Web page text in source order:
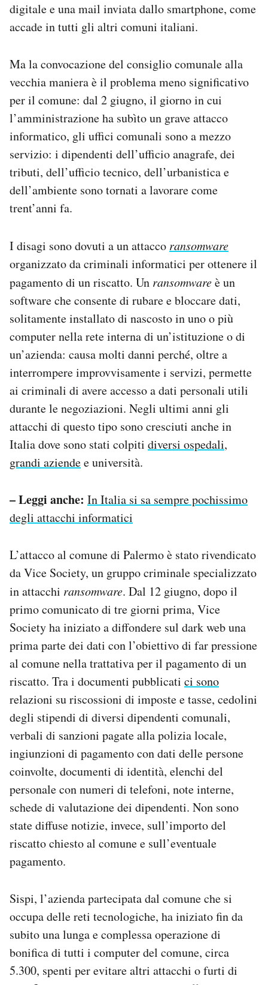
digitale e una mail inviata dallo smartphone, come
accade in tutti gli altri comuni italiani.
Ma la convocazione del consiglio comunale alla
vecchia maniera è il problema meno significativo
per il comune: dal 2 giugno, il giorno in cui
l’amministrazione ha subìto un grave attacco
informatico, gli uffici comunali sono a mezzo
servizio: i dipendenti dell’ufficio anagrafe, dei
tributi, dell’ufficio tecnico, dell’urbanistica e
dell’ambiente sono tornati a lavorare come
trent’anni fa.
I disagi sono dovuti a un attacco ransomware
organizzato da criminali informatici per ottenere il
pagamento di un riscatto. Un ransomwareè un
software che consente di rubare e bloccare dati,
solitamente installato di nascosto in uno o più
computer nella rete interna di un’istituzione o di
un’azienda: causa molti danni perché, oltre a
interrompere improvvisamente i servizi, permette
ai criminali di avere accesso a dati personali utili
durante le negoziazioni. Negli ultimi anni gli
attacchi di questo tipo sono cresciuti anche in
Italia dove sono stati colpiti diversi ospedali,
grandi aziendee università.
– Leggi anche: In Italia si sa sempre pochissimo
degli attacchi informatici
L’attacco al comune di Palermo è stato rivendicato
da Vice Society, un gruppo criminale specializzato
in attacchi ransomware. Dal 12 giugno, dopo il
primo comunicato di tre giorni prima, Vice
Society ha iniziato a diffondere sul dark web una
prima parte dei dati con l’obiettivo di far pressione
al comune nella trattativa per il pagamento di un
riscatto. Tra i documenti pubblicati ci sono
relazioni su riscossioni di imposte e tasse, cedolini
degli stipendi di diversi dipendenti comunali,
verbali di sanzioni pagate alla polizia locale,
ingiunzioni di pagamento con dati delle persone
coinvolte, documenti di identità, elenchi del
personale con numeri di telefoni, note interne,
schede di valutazione dei dipendenti. Non sono
state diffuse notizie, invece, sull’importo del
riscatto chiesto al comune e sull’eventuale
pagamento.
Sispi, l’azienda partecipata dal comune che si
occupa delle reti tecnologiche, ha iniziato fin da
subito una lunga e complessa operazione di
bonifica di tutti i computer del comune, circa
5.300, spenti per evitare altri attacchi o furti di